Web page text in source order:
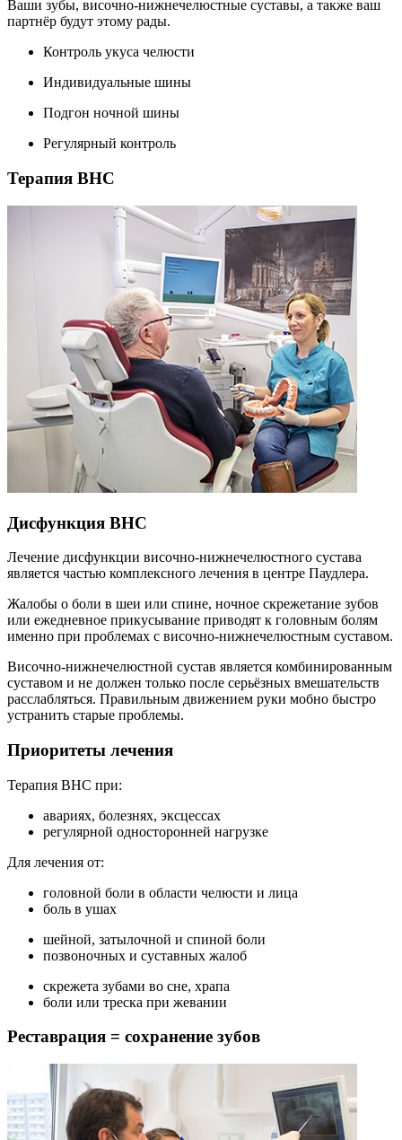
Ваши зубы, височно-нижнечелюстные суставы, а также ваш
партнёр будут этому рады.
Контроль укуса челюсти
Индивидуальные шины
Подгон ночной шины
Регулярный контроль
Терапия ВНС
Дисфункция ВНС
Лечение дисфункции височно-нижнечелюстного сустава
является частью комплексного лечения в центре Паудлера.
Жалобы о боли в шеи или спине, ночное скрежетание зубов
или ежедневное прикусывание приводят к головным болям
именно при проблемах с височно-нижнечелюстным суставом.
Височно-нижнечелюстной сустав является комбинированным
суставом и не должен только после серьёзных вмешательств
расслабляться. Правильным движением руки мобно быстро
устранить старые проблемы.
Приоритеты лечения
Терапия ВНС при:
авариях, болезнях, эксцессах
регулярной односторонней нагрузке
Для лечения от:
головной боли в области челюсти и лица
боль в ушах
шейной, затылочной и спиной боли
позвоночных и суставных жалоб
скрежета зубами во сне, храпа
боли или треска при жевании
Реставрация = сохранение зубов